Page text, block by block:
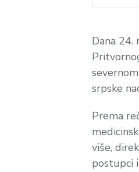
Dana 24.
srpske
Prema
više,
postupci